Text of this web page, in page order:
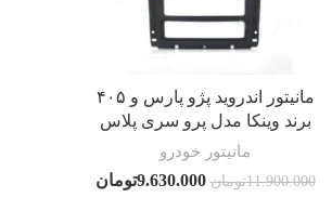
مانیتور اندروید پژو پارس و ۴۰۵
برند وینکا مدل پرو سری پلاس
مانیتور خودرو
11.900.000تومان 9.630.000تومان